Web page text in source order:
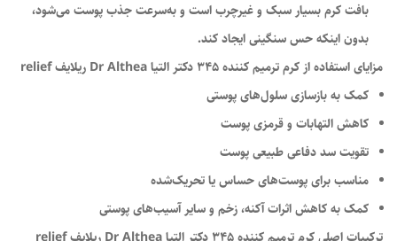
بافت کرم بسیار سبک و غیرچرب است و به‌سرعت جذب پوست می‌شود،
بدون اینکه حس سنگینی ایجاد کند.
مزایای استفاده از کرم ترمیم کننده 345 دکتر التیا Dr Althea ریلایف relief
کمک به بازسازی سلول‌های پوستی
کاهش التهابات و قرمزی پوست
تقویت سد دفاعی طبیعی پوست
مناسب برای پوست‌های حساس یا تحریک‌شده
کمک به کاهش اثرات آکنه، زخم و سایر آسیب‌های پوستی